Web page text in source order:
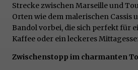
Strecke zwischen Marseille und
Orten wie dem malerischen Cassis
Bandol vorbei, die sich perfekt für
Kaffee oder ein leckeres
Zwischenstopp im charmanten